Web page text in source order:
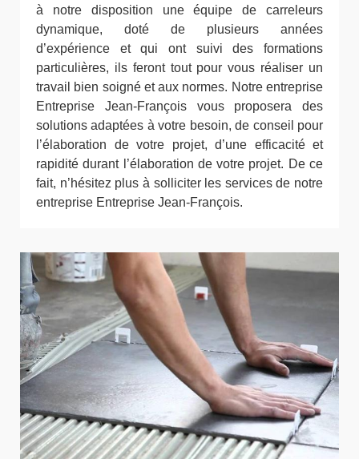
à notre disposition une équipe de carreleurs
dynamique, doté de plusieurs années
d’expérience et qui ont suivi des formations
particulières, ils feront tout pour vous réaliser un
travail bien soigné et aux normes. Notre entreprise
Entreprise Jean-François vous proposera des
solutions adaptées à votre besoin, de conseil pour
l’élaboration de votre projet, d’une efficacité et
rapidité durant l’élaboration de votre projet. De ce
fait, n’hésitez plus à solliciter les services de notre
entreprise Entreprise Jean-François.